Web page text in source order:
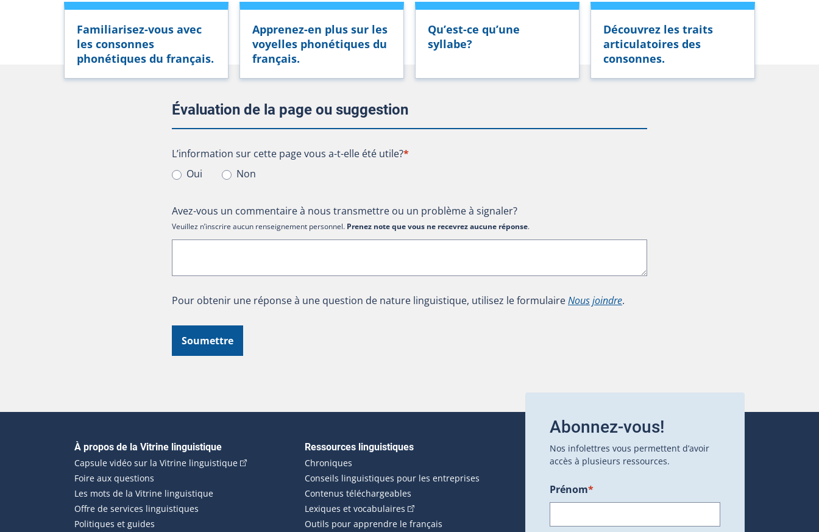
Familiarisez-vous avec
les consonnes
phonétiques du français.
Apprenez-en plus sur les
voyelles phonétiques du
français.
Qu’est-ce qu’une
syllabe?
Découvrez les traits
articulatoires des
consonnes.
Évaluation de la page ou suggestion
L’information sur cette page vous a-t-elle été utile?
L’information sur cette page vous a-t-elle été utile?*
Oui
Non
Avez-vous un commentaire à nous transmettre ou un problème à signaler?
Veuillez n’inscrire aucun renseignement personnel. Prenez note que vous ne recevrez aucune réponse.
Pour obtenir une réponse à une question de nature linguistique, utilisez le formulaireNous joindre.
Soumettre
Navigation principale
À propos de la Vitrine linguistique
Capsule vidéo sur la Vitrine linguistique(Cet hyperlien externe s'ouvrira dans une nouvelle fenêtre.)
Foire aux questions
Les mots de la Vitrine linguistique
Offre de services linguistiques
Politiques et guides
Ressources linguistiques
Chroniques
Conseils linguistiques pour les entreprises
Contenus téléchargeables
Lexiques et vocabulaires (Cet hyperlien externe s'ouvrira dans une nouvelle fenêtre.)
Outils pour apprendre le français
Abonnez-vous!
Nos infolettres vous permettent d’avoir
accès à plusieurs ressources.
Prénom*